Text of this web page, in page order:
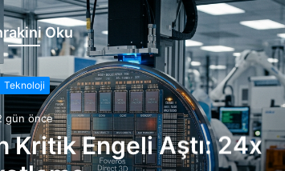
Oku
Teknoloji
gün önce
Kritik Engeli Aştı: 24x